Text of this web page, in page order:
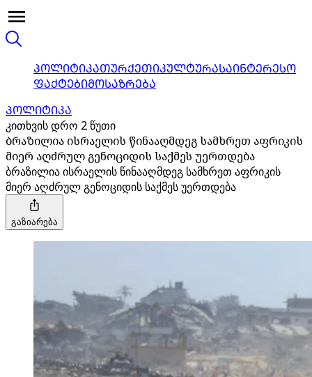
ᲞᲝᲚᲘᲢᲘᲙᲐᲗᲣᲠᲥᲔᲗᲘᲙᲣᲚᲢᲣᲠᲐᲡᲐᲘᲜᲢᲔᲠᲔᲡᲝ
ᲤᲐᲥᲢᲔᲑᲘᲛᲝᲡᲐᲖᲠᲔᲑᲐ
ᲞᲝᲚᲘᲢᲘᲙᲐ
კითხვის დრო 2 წუთი
ბრაზილია ისრაელის წინააღმდეგ სამხრეთ აფრიკის
მიერ აღძრულ გენოციდის საქმეს უერთდება
ბრაზილია ისრაელის წინააღმდეგ სამხრეთ აფრიკის
მიერ აღძრულ გენოციდის საქმეს უერთდება
გაზიარება